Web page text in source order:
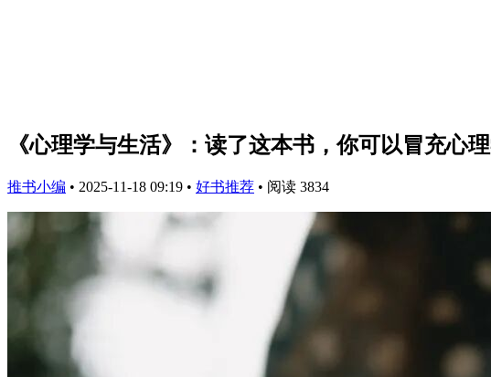
《心理学与生活》：读了这本书，你可以冒充心
推书小编 • 2025-11-18 09:19 • 好书推荐 • 阅读 3834